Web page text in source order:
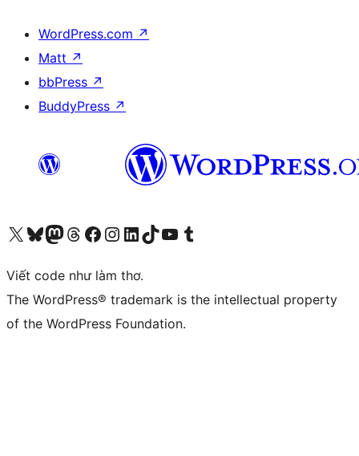
WordPress.com ↗
Matt ↗
bbPress ↗
BuddyPress ↗
Truy cập tài khoản X (trước đây là Twitter) của chúng tôiVisit our Bluesky account
Visit our Mastodon account
Visit our Threads account
Xem trang Facebook của chúng tôiTruy cập tài khoản Instagram của chúng tôiTruy cập tài khoản LinkedIn của chúng tôiVisit our TikTok account
Truy cập kênh YouTube của chúng tôi Visit our Tumblr account
Viết code như làm thơ.
The WordPress® trademark is the intellectual property
of the WordPress Foundation.